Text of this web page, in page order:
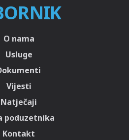
O nama
Usluge
Vijesti
Natječaji
poduzetnika
Kontakt